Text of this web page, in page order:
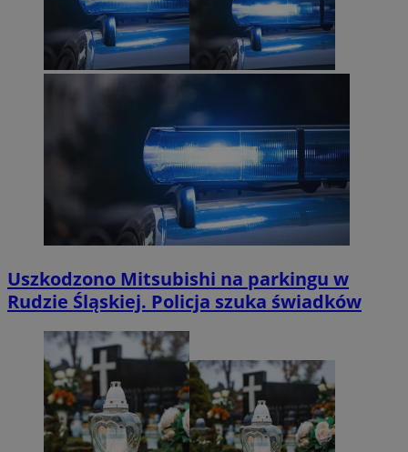
Uszkodzono Mitsubishi na parkingu w
Rudzie Śląskiej. Policja szuka świadków